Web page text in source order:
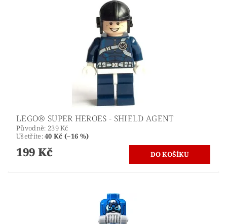
LEGO® SUPER HEROES - SHIELD AGENT
Původně: 239 Kč
Ušetříte:40 Kč (–16 %)
199 Kč